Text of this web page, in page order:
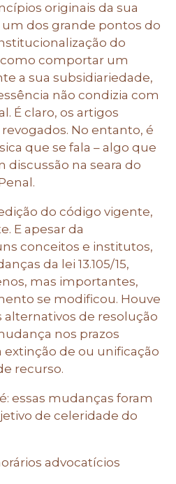
originais da sua
um dos grande pontos do
do
como comportar um
a sua subsidiariedade,
não condizia com
É claro, os artigos
No entanto, é
que se fala – algo que
discussão na seara do
do código vigente,
E apesar da
conceitos e institutos,
da lei 13.105/15,
mas importantes,
se modificou. Houve
de resolução
nos prazos
extinção de ou unificação
recurso.
essas mudanças foram
de celeridade do
advocatícios